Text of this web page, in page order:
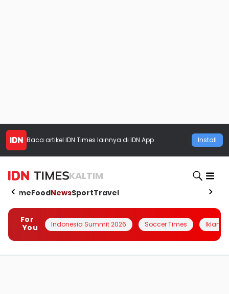
Baca artikel IDN Times lainnya di IDN App Install
KALTIM
HomeFoodNewsSportTravel
For
You
Indonesia Summit 2026 Soccer Times Iklanin